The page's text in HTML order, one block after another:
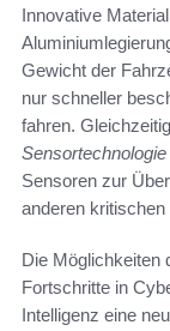
Innovative
Gewicht der
nur schneller
fahren.
Sensortechnologie
Sensoren zur
anderen
Die Möglichkeiten
Fortschritte in
Intelligenz eine